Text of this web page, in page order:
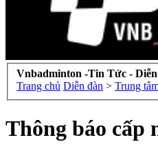
Vnbadminton -Tin Tức -
Trang chủ Diễn đàn > Trung
Thông báo cấp